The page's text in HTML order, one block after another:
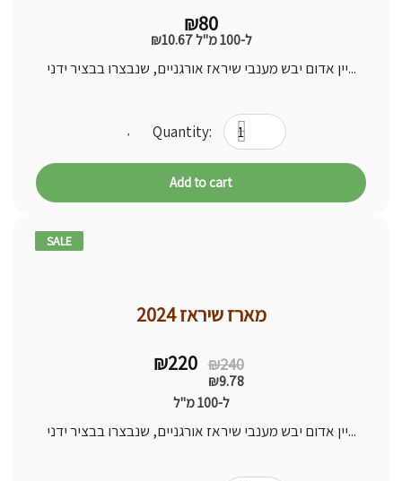
₪80
₪10.67 ל-100 מ"ל
יין אדום יבש מענבי שיראז אורגניים, שנבצרו בבציר ידני...
Add to cart
SALE
מארז שיראז 2024
₪240Original
price
₪240.
₪220
Current
price
₪220.
₪9.78
ל-100 מ"ל
יין אדום יבש מענבי שיראז אורגניים, שנבצרו בבציר ידני...